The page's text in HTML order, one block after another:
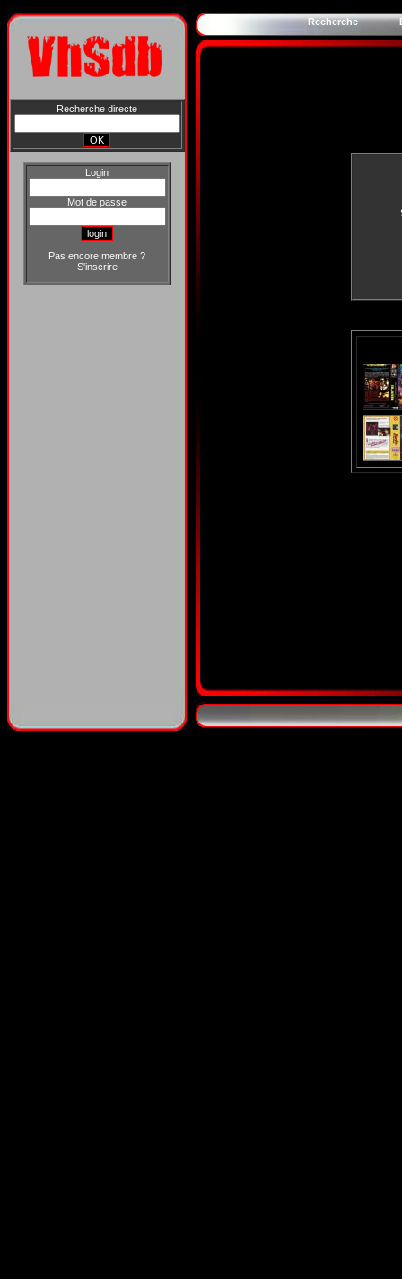
Recherche directe
Login
Mot de passe
Pas encore membre ?
S'inscrire
Recherche